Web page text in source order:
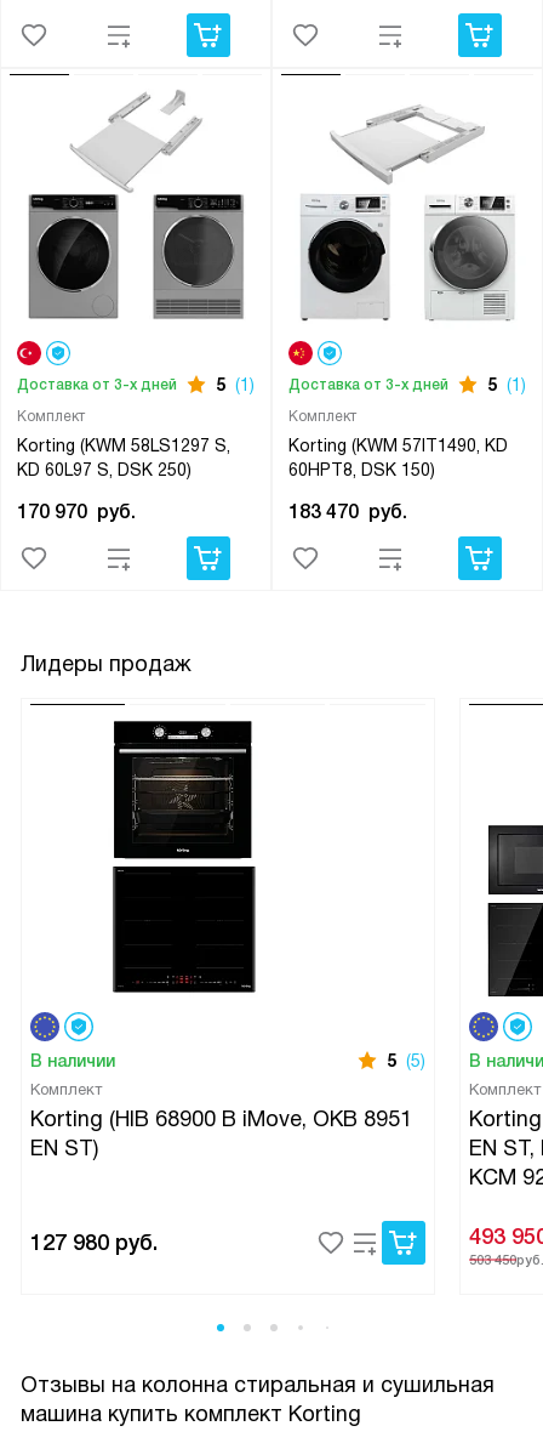
Комплект
Korting (KWM 58LS1297 S,
KD 60L97 S, DSK 250)
Доставка от 3-х дней 5 (1)
170 970 руб.
Комплект
Korting (KWM 57IT1490, KD
60HPT8, DSK 150)
Доставка от 3-х дней 5 (1)
183 470 руб.
Лидеры продаж
В наличии 5 (5)
Комплект
Korting (HIB 68900 B iMove, OKB 8951
EN ST)
127 980 руб.
В
Комплект
EN
KCM
493
503 450руб.
Отзывы на колонна стиральная и сушильная
машина купить комплект Korting